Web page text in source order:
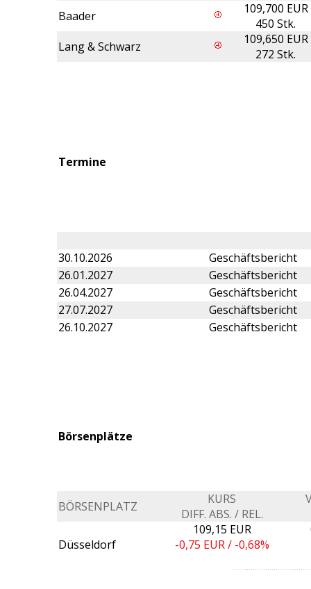
Baader
109,700 EUR
450 Stk.
Lang & Schwarz
109,650 EUR
272 Stk.
Termine
30.10.2026
Geschäftsbericht
26.01.2027
Geschäftsbericht
26.04.2027
Geschäftsbericht
27.07.2027
Geschäftsbericht
26.10.2027
Geschäftsbericht
Börsenplätze
BÖRSENPLATZ
KURS
DIFF. ABS. / REL.
Düsseldorf
109,15 EUR
-0,75 EUR / -0,68%